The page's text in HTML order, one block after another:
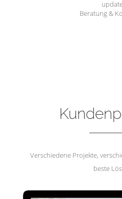
Beratung &
Verschiedene Projekte,
beste